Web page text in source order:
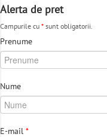
Alerta de pret
Campurile cu * sunt obligatorii.
Prenume
Nume
E-mail *